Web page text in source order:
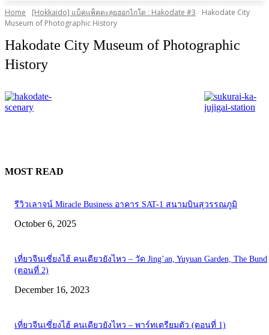
Home [Hokkaido] แบ็คแพ็คตะลุยฮอกไกโด : Hakodate #3
Hakodate City
Museum of Photographic History
Hakodate City Museum of Photographic
History
MOST READ
รีวิวเลาจน์ Miracle Business อาคาร SAT-1 สนามบินสุวรรณภูมิ
October 6, 2025
เที่ยวจีนเซี่ยงไฮ้ คนเดียวยังไหว – วัด Jing’an, Yuyuan Garden, The Bund
(ตอนที่ 2)
December 16, 2023
เที่ยวจีนเซี่ยงไฮ้ คนเดียวยังไหว – พาร์ทเตรียมตัว (ตอนที่ 1)